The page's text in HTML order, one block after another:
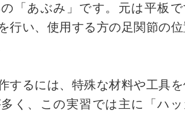
「あぶみ」です。元は平板で
行い、使用する方の足関節の
するには、特殊な材料や工具
く、この実習では主に「ハッ